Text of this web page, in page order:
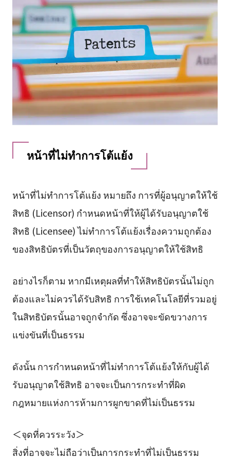
หน้าที่ไม่ทำการโต้แย้ง
หน้าที่ไม่ทำการโต้แย้ง หมายถึง การที่ผู้อนุญาตให้ใช้
สิทธิ (Licensor) กำหนดหน้าที่ให้ผู้ได้รับอนุญาตใช้
สิทธิ (Licensee) ไม่ทำการโต้แย้งเรื่องความถูกต้อง
ของสิทธิบัตรที่เป็นวัตถุของการอนุญาตให้ใช้สิทธิ
อย่างไรก็ตาม หากมีเหตุผลที่ทำให้สิทธิบัตรนั้นไม่ถูก
ต้องและไม่ควรได้รับสิทธิ การใช้เทคโนโลยีที่รวมอยู่
ในสิทธิบัตรนั้นอาจถูกจำกัด ซึ่งอาจจะขัดขวางการ
แข่งขันที่เป็นธรรม
ดังนั้น การกำหนดหน้าที่ไม่ทำการโต้แย้งให้กับผู้ได้
รับอนุญาตใช้สิทธิ อาจจะเป็นการกระทำที่ผิด
กฎหมายแห่งการห้ามการผูกขาดที่ไม่เป็นธรรม
＜จุดที่ควรระวัง＞
สิ่งที่อาจจะไม่ถือว่าเป็นการกระทำที่ไม่เป็นธรรม